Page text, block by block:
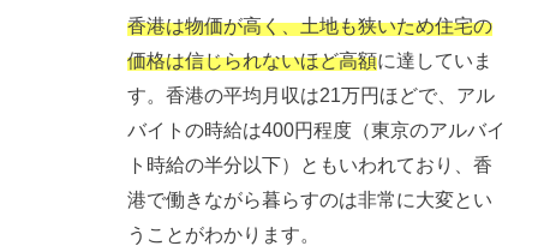
香港は物価が高く、土地も狭いため住宅の
価格は信じられないほど高額に達していま
す。香港の平均月収は21万円ほどで、アル
バイトの時給は400円程度（東京のアルバイ
ト時給の半分以下）ともいわれており、香
港で働きながら暮らすのは非常に大変とい
うことがわかります。